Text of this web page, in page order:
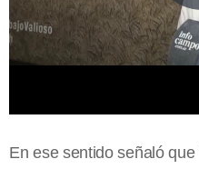
En ese sentido señaló que